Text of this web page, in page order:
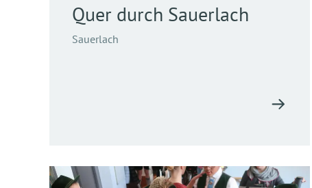
Quer durch Sauerlach
Sauerlach